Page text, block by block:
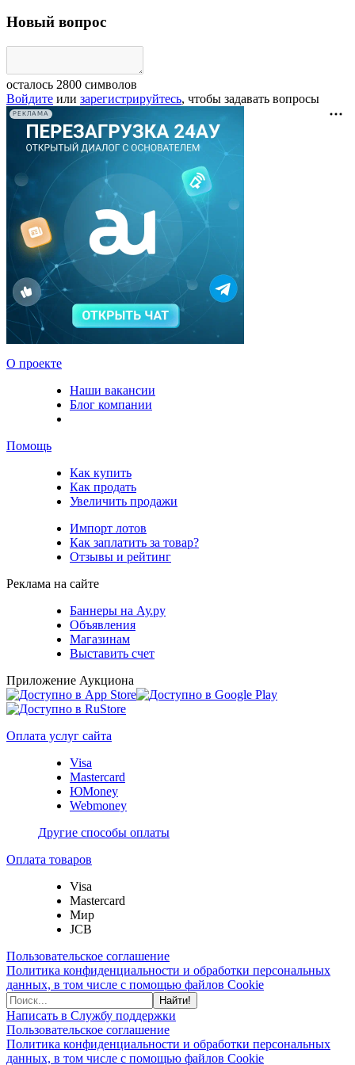
Новый вопрос
осталось 2800 символов
Войдите или зарегистрируйтесь, чтобы задавать вопросы
РЕКЛАМА
О проекте
Наши вакансии
Блог компании
Помощь
Как купить
Как продать
Увеличить продажи
Импорт лотов
Как заплатить за товар?
Отзывы и рейтинг
Реклама на сайте
Баннеры на Ау.ру
Объявления
Магазинам
Выставить счет
Приложение Аукциона
Оплата услуг сайта
Visa
Mastercard
ЮMoney
Webmoney
Другие способы оплаты
Оплата товаров
Visa
Mastercard
Мир
JCB
Пользовательское соглашение
Политика конфиденциальности и обработки персональных
данных, в том числе с помощью файлов Cookie
Найти!
Написать в Службу поддержки
Пользовательское соглашение
Политика конфиденциальности и обработки персональных
данных, в том числе с помощью файлов Cookie